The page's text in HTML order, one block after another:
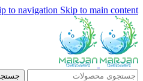
to navigation Skip to main content